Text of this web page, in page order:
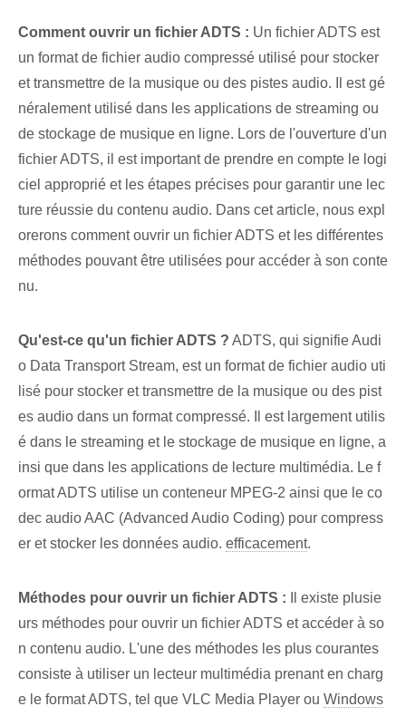
Comment ouvrir un fichier ‌ADTS : Un fichier ADTS est
un format de fichier audio compressé utilisé pour stocker
et transmettre de la musique ou des pistes audio. Il est gé
néralement utilisé dans les applications de streaming ou
de stockage de musique en ligne. Lors de l'ouverture d'un
fichier ADTS, il est important de prendre en compte le logi
ciel approprié et les étapes précises pour garantir une lec
ture réussie du contenu audio. Dans cet article, nous expl
orerons comment ouvrir un fichier ADTS et les différentes
méthodes pouvant être utilisées pour accéder à son conte
nu.
Qu'est-ce qu'un fichier ADTS ? ADTS, qui signifie Audi
o Data Transport Stream, est un format de fichier audio uti
lisé pour stocker et transmettre de la musique ou des pist
es audio dans un format compressé. Il est largement utilis
é dans le streaming et le stockage de musique en ligne, a
insi que dans les applications de lecture multimédia. Le f
ormat ADTS utilise un conteneur MPEG-2 ainsi que le co
dec audio AAC (Advanced Audio Coding) pour compress
er et stocker les données audio. efficacement.
Méthodes pour ouvrir un fichier ADTS : Il existe plusie
urs méthodes pour ouvrir un fichier ADTS et accéder à so
n contenu audio. L'une des méthodes les plus courantes
consiste à utiliser un lecteur multimédia prenant en charg
e le format ADTS, tel que VLC Media Player ou Windows